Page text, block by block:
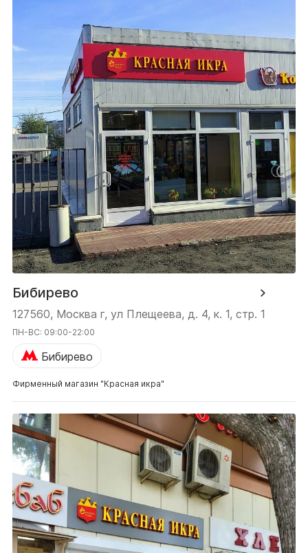
Бибирево
127560, Москва г, ул Плещеева, д. 4, к. 1, стр. 1
ПН-ВС: 09:00-22:00
Бибирево
Фирменный магазин "Красная икра"